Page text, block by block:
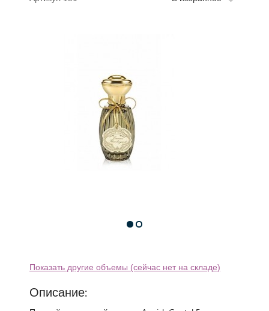
Показать другие объемы (сейчас нет на складе)
Описание: